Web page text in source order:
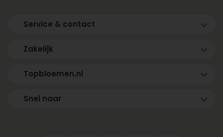
Service & contact
Zakelijk
Topbloemen.nl
Snel naar